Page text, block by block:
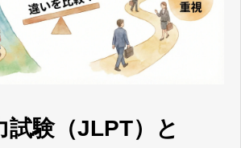
試験（JLPT）と